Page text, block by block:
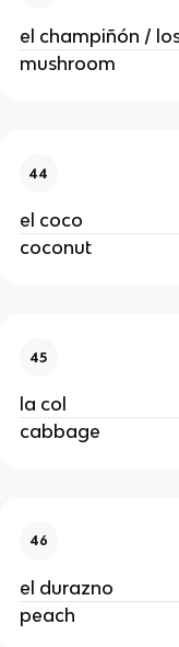
el champiñón /
mushroom
44
el coco
coconut
45
la col
cabbage
46
el durazno
peach